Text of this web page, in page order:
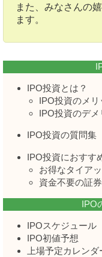
また、みなさんの
ます。
IPO投資とは？
IPO投資のメリ
IPO投資のデメ
IPO投資の質問集
IPO投資におすす
お得なタイア
資金不要の証
IPO
IPOスケジュール
IPO初値予想
上場予定カレンダ